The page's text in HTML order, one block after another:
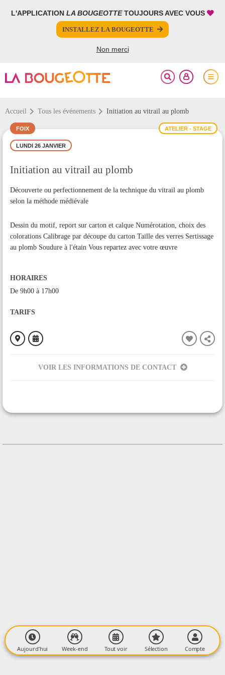
L'APPLICATION LA BOUGEOTTETOUJOURS AVEC VOUS
INSTALLEZ LA BOUGEOTTE
Non merci
Accueil Tous les événements Initiation au vitrail au plomb
ATELIER - STAGE
FOIX
LUNDI 26 JANVIER
Initiation au vitrail au plomb
Découverte ou perfectionnement de la technique du vitrail au plomb
selon la méthode médiévale
Dessin du motif, report sur carton et calque Numérotation, choix des
colorations Calibrage par découpe du carton Taille des verres Sertissage
au plomb Soudure à l'étain Vous repartez avec votre œuvre
HORAIRES
De 9h00 à 17h00
TARIFS
VOIR LES INFORMATIONS DE CONTACT
CONTACT
Contacter l'organisateur
FERMER
PARTAGER
Aujourd’hui Week-end Tout voir Sélection Compte
FERMER
Votre inscription à la newsletter a été effectuée.